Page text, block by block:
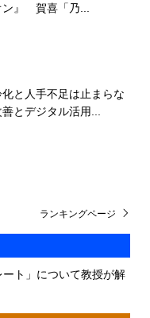
』 賀喜「乃...
と人手不足は止まらな
とデジタル活用...
ト」について教授が解
ランキングページ